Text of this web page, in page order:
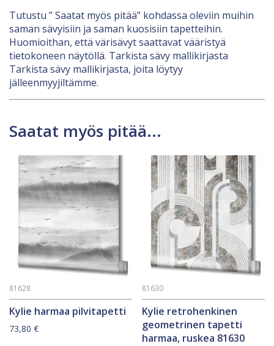
Tutustu ” Saatat myös pitää” kohdassa oleviin muihin
saman sävyisiin ja saman kuosisiin tapetteihin.
Huomioithan, että värisävyt saattavat vääristyä
tietokoneen näytöllä. Tarkista sävy mallikirjasta
Tarkista sävy mallikirjasta, joita löytyy
jälleenmyyjiltämme.
Saatat myös pitää...
Kylie harmaa pilvitapetti
81628
73,80 €
Kylie retrohenkinen
geometrinen tapetti
harmaa, ruskea 81630
81630